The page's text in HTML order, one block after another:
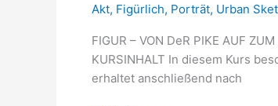
Akt, Figürlich, Porträt, Urban
FIGUR – VON DeR PIKE AUF
KURSINHALT In diesem Kurs
erhaltet anschließend nach